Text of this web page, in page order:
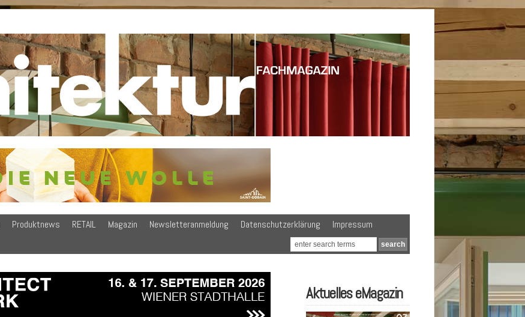
Produktnews RETAIL Magazin Newsletteranmeldung Datenschutzerklärung Impressum
Aktuelles eMagazin